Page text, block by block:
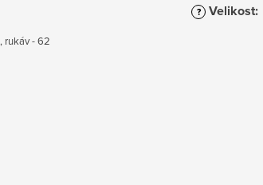
rukáv - 62
? Velikost: